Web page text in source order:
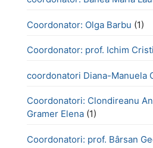
Coordonator: Olga Barbu (1)
Coordonator: prof. Ichim
coordonatori Diana-Manuela
Coordonatori: Clondireanu
Gramer Elena (1)
Coordonatori: prof. Bârsan